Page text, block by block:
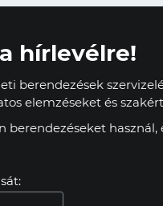
hírlevélre!
berendezések
elemzéseket és
berendezéseket